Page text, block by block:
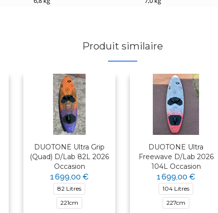
Produit similaire
DUOTONE Ultra Grip
(Quad) D/Lab 82L 2026
Occasion
1 699,00 €
82 Litres
221cm
DUOTONE Ultra
Freewave D/Lab 2026
104L Occasion
1 699,00 €
104 Litres
227cm